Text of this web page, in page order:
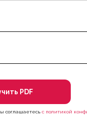
пространство
поддерживает
по приватности.
PDF
соглашаетесь с политикой